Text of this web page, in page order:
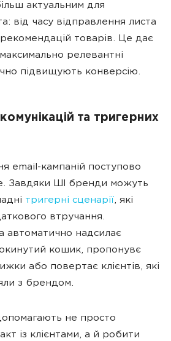
актуальним для
від часу відправлення листа
товарів. Це дає
релевантні
підвищують конверсію.
та тригерних
email-кампаній поступово
Завдяки ШІ бренди можуть
тригерні сценарії, які
втручання.
автоматично надсилає
кошик, пропонувє
або повертає клієнтів, які
з брендом.
не просто
із клієнтами, а й робити